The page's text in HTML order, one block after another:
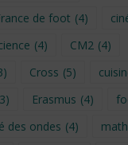
de foot (4)
(4) CM2 (4)
Cross (5)
Erasmus (4)
des ondes (4)